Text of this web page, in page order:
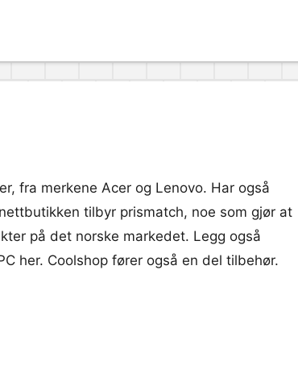
fra merkene Acer og Lenovo. Har også
tilbyr prismatch, noe som gjør at
på det norske markedet. Legg også
her. Coolshop fører også en del tilbehør.